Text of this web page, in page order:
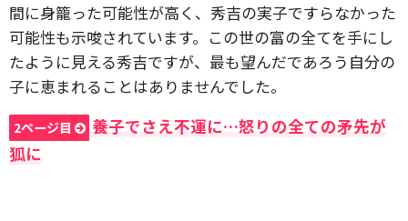
間に身籠った可能性が高く、秀吉の実子ですらなかった
可能性も示唆されています。この世の富の全てを手にし
たように見える秀吉ですが、最も望んだであろう自分の
子に恵まれることはありませんでした。
2ページ目
養子でさえ不運に…怒りの全ての矛先が
狐に